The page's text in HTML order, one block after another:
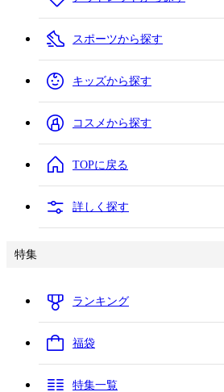
スポーツから探す
キッズから探す
コスメから探す
TOPに戻る
詳しく探す
特集
ランキング
福袋
特集一覧